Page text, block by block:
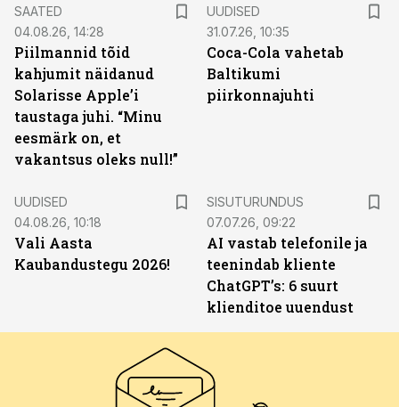
SAATED
04.08.26, 14:28
Piilmannid tõid
kahjumit näidanud
Solarisse Apple’i
taustaga juhi. “Minu
eesmärk on, et
vakantsus oleks null!”
UUDISED
31.07.26, 10:35
Coca-Cola vahetab
Baltikumi
piirkonnajuhti
UUDISED
04.08.26, 10:18
Vali Aasta
Kaubandustegu 2026!
SISUTURUNDUS
07.07.26, 09:22
AI vastab telefonile ja
teenindab kliente
ChatGPT’s: 6 suurt
klienditoe uuendust